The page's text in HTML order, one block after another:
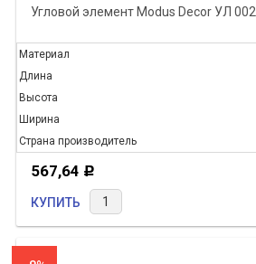
Угловой элемент Modus Decor УЛ 002
Материал
Длина
Высота
Ширина
Страна производитель
567,64 Р
КУПИТЬ